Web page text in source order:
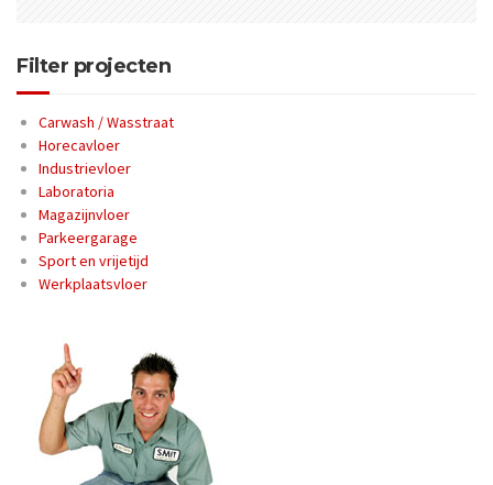
Filter projecten
Carwash / Wasstraat
Horecavloer
Industrievloer
Laboratoria
Magazijnvloer
Parkeergarage
Sport en vrijetijd
Werkplaatsvloer